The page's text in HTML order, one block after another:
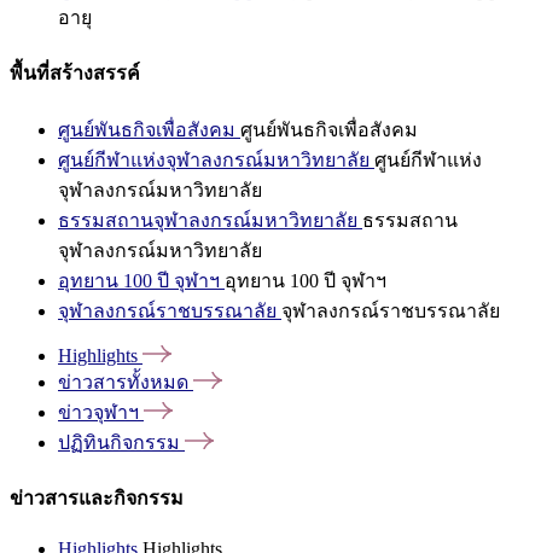
อายุ
พื้นที่สร้างสรรค์
ศูนย์พันธกิจเพื่อสังคม ศูนย์พันธกิจเพื่อสังคม
ศูนย์กีฬาแห่งจุฬาลงกรณ์มหาวิทยาลัย ศูนย์กีฬาแห่ง
จุฬาลงกรณ์มหาวิทยาลัย
ธรรมสถานจุฬาลงกรณ์มหาวิทยาลัย ธรรมสถาน
จุฬาลงกรณ์มหาวิทยาลัย
อุทยาน 100 ปี จุฬาฯ อุทยาน 100 ปี จุฬาฯ
จุฬาลงกรณ์ราชบรรณาลัย จุฬาลงกรณ์ราชบรรณาลัย
Highlights
ข่าวสารทั้งหมด
ข่าวจุฬาฯ
ปฏิทินกิจกรรม
ข่าวสารและกิจกรรม